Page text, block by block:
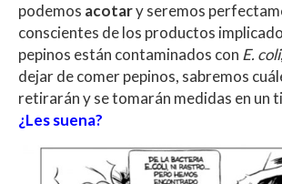
podemos acotary seremos
conscientes de los productos
pepinos están contaminados con E. coli
dejar de comer pepinos, sabremos
retirarán y se tomarán medidas en un
¿Lessuena?